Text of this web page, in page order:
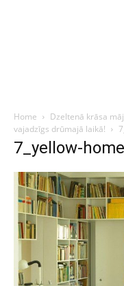
Home
Dzeltenā krāsa
vajadzīgs drūmajā laikā!
7_yellow-